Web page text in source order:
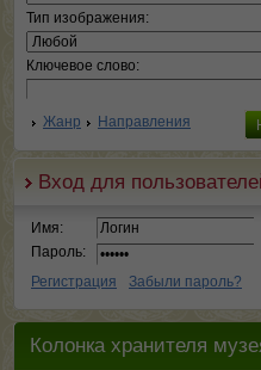
Тип изображения:
Ключевое слово:
Жанр Направления
Вход для
Имя:
Пароль:
Регистрация
Забыли пароль?
Колонка хранителя